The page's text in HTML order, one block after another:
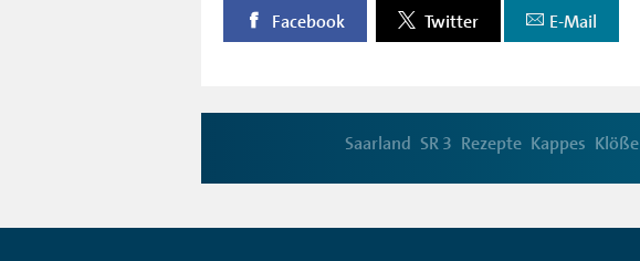
Facebook Twitter E-Mail
Saarland SR 3 Rezepte Kappes Klöße